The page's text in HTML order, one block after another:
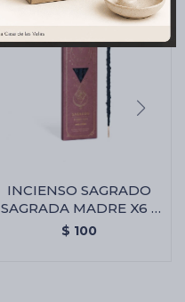
INCIENSO SAGRADO
SAGRADA MADRE X6 -
Amor Eterno
$ 100